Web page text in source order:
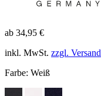
ab 34,95 €
inkl. MwSt. zzgl.
Farbe: Weiß